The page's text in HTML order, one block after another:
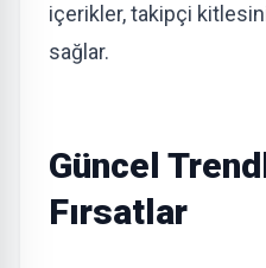
içerikler, takipçi
sağlar.
Güncel
Fırsatlar